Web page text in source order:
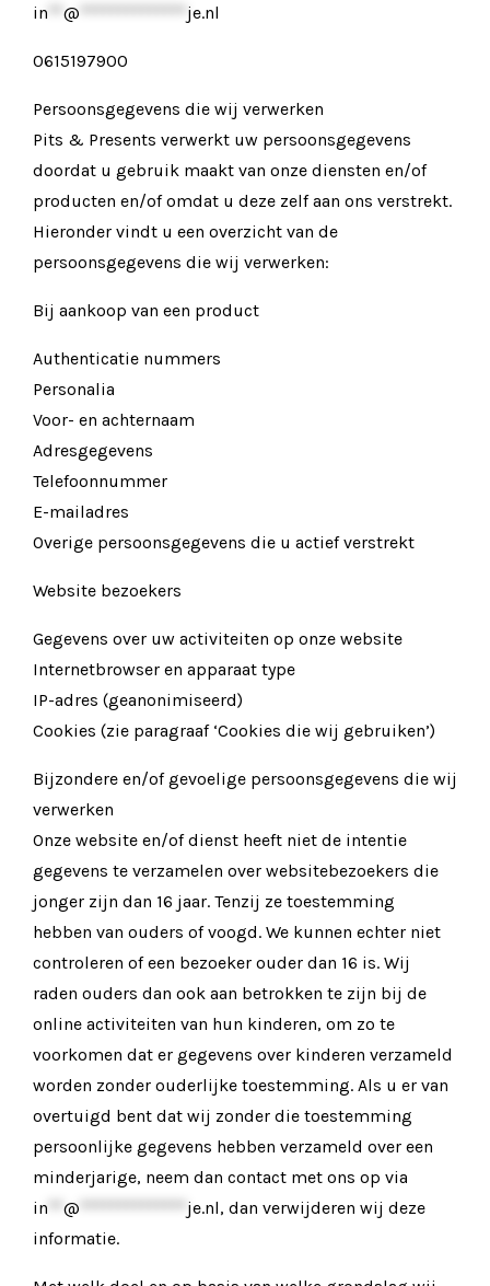
in @ ************** je.nl
0615197900
Persoonsgegevens die wij verwerken
Pits & Presents verwerkt uw persoonsgegevens
doordat u gebruik maakt van onze diensten en/of
producten en/of omdat u deze zelf aan ons verstrekt.
Hieronder vindt u een overzicht van de
persoonsgegevens die wij verwerken:
Bij aankoop van een product
Authenticatie nummers
Personalia
Voor- en achternaam
Adresgegevens
Telefoonnummer
E-mailadres
Overige persoonsgegevens die u actief verstrekt
Website bezoekers
Gegevens over uw activiteiten op onze website
Internetbrowser en apparaat type
IP-adres (geanonimiseerd)
Cookies (zie paragraaf ‘Cookies die wij gebruiken’)
Bijzondere en/of gevoelige persoonsgegevens die wij
verwerken
Onze website en/of dienst heeft niet de intentie
gegevens te verzamelen over websitebezoekers die
jonger zijn dan 16 jaar. Tenzij ze toestemming
hebben van ouders of voogd. We kunnen echter niet
controleren of een bezoeker ouder dan 16 is. Wij
raden ouders dan ook aan betrokken te zijn bij de
online activiteiten van hun kinderen, om zo te
voorkomen dat er gegevens over kinderen verzameld
worden zonder ouderlijke toestemming. Als u er van
overtuigd bent dat wij zonder die toestemming
persoonlijke gegevens hebben verzameld over een
minderjarige, neem dan contact met ons op via
in
@ ************** je.nl, dan verwijderen wij deze
informatie.